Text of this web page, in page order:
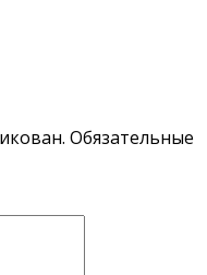
Обязательные